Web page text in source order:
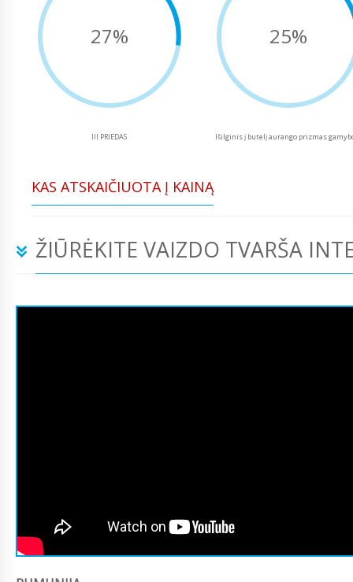
27%
III PRIEDAS
25%
Išilginis į butelį aurango prizmas
KAS ATSKAIČIUOTA Į KAINĄ
ŽIŪRĖKITE VAIZDO TVARŠA